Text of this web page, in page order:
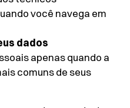
você navega em
dados
apenas quando a
comuns de seus